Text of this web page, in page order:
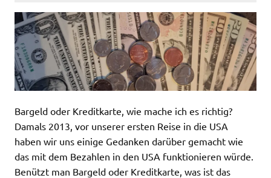
Bargeld oder Kreditkarte, wie mache ich es richtig?
Damals 2013, vor unserer ersten Reise in die USA
haben wir uns einige Gedanken darüber gemacht wie
das mit dem Bezahlen in den USA funktionieren würde.
Benützt man Bargeld oder Kreditkarte, was ist das